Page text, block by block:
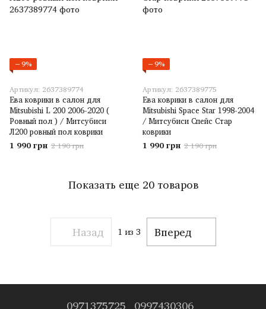
−9%
Артикул: 2637389774
Ева коврики в салон для
Mitsubishi L 200 2006-2020 (
Ровный пол ) / Митсубиси
Л200 ровный пол коврики
1 990 грн 2 190 грн
−9%
Артикул: 2637389775
Ева коврики в салон для
Mitsubishi Space Star 1998-2004
/ Митсубиси Спейс Стар
коврики
1 990 грн 2 190 грн
Показать еще 20 товаров
Назад 1 из 3 Вперед